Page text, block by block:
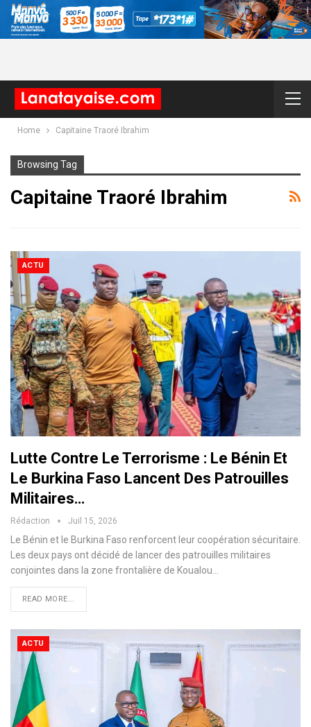
Home Capitaine Traoré Ibrahim
Browsing Tag
Capitaine Traoré Ibrahim
ACTU
Lutte Contre Le Terrorisme : Le Bénin Et
Le Burkina Faso Lancent Des Patrouilles
Militaires…
Rédaction Juil 15, 2026
Le Bénin et le Burkina Faso renforcent leur coopération sécuritaire.
Les deux pays ont décidé de lancer des patrouilles militaires
conjointes dans la zone frontalière de Koualou…
READ MORE...
ACTU